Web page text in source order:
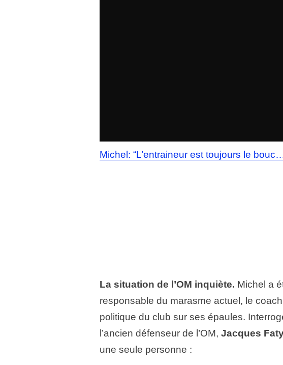
Michel: “L’entraineur est toujours le
La situation de l’OM inquiète. Michel a
responsable du marasme actuel, le
politique du club sur ses épaules.
l’ancien défenseur de l’OM, Jacques
une seule personne :